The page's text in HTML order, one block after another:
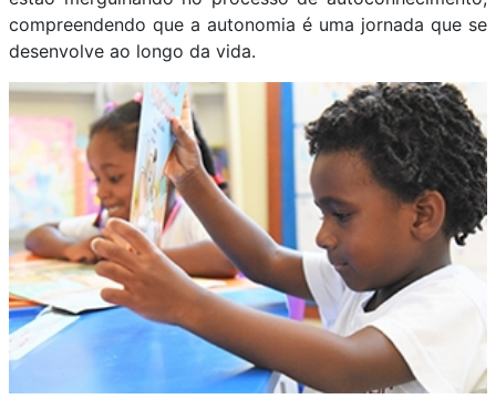
compreendendo que a autonomia é uma jornada que se
desenvolve ao longo da vida.